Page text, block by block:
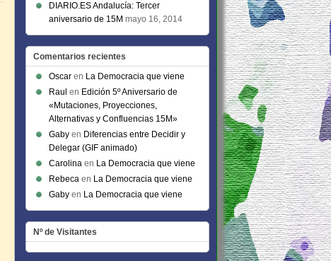
DIARIO.ES Andalucía: Tercer
aniversario de 15M mayo 16, 2014
Comentarios recientes
Oscar en La Democracia que viene
Raul en Edición 5º Aniversario de
«Mutaciones, Proyecciones,
Alternativas y Confluencias 15M»
Gaby en Diferencias entre Decidir y
Delegar (GIF animado)
Carolina en La Democracia que viene
Rebeca en La Democracia que viene
Gaby en La Democracia que viene
Nº de Visitantes